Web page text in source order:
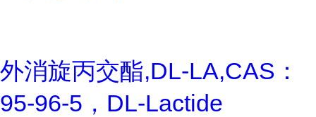
外消旋丙交酯,DL-LA,CAS：
95-96-5，DL-Lactide